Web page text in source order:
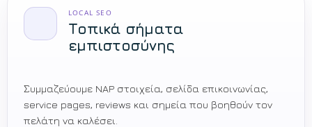
LOCAL SEO
Τοπικά σήματα
εμπιστοσύνης
Συμμαζεύουμε NAP στοιχεία, σελίδα επικοινωνίας,
service pages, reviews και σημεία που βοηθούν τον
πελάτη να καλέσει.